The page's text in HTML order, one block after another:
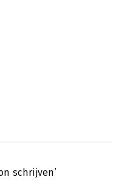
schrijven’